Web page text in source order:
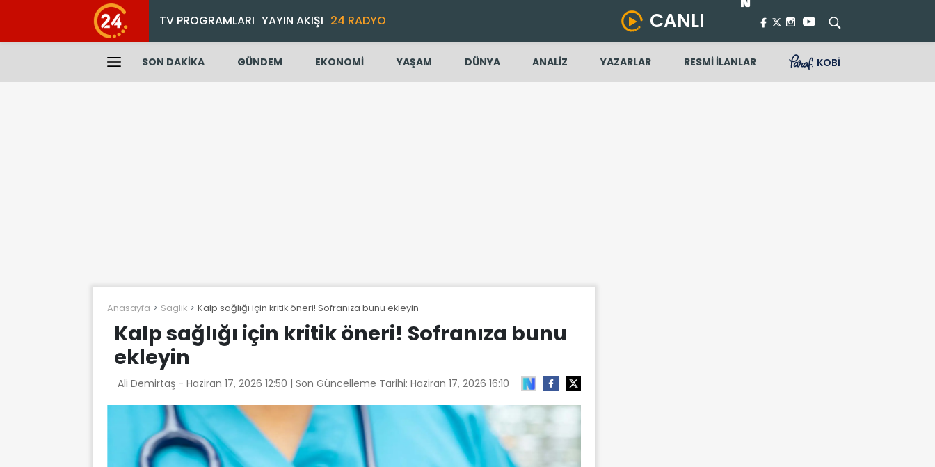
TV PROGRAMLARI YAYIN AKIŞI 24 RADYO CANLI
SON DAKİKA GÜNDEM EKONOMİ YAŞAM DÜNYA ANALİZ YAZARLAR RESMİ İLANLAR KOBİ
Anasayfa Saglik Kalp sağlığı için kritik öneri! Sofranıza bunu ekleyin
Kalp sağlığı için kritik öneri! Sofranıza bunu
ekleyin
Ali Demirtaş - Haziran 17, 2026 12:50 | Son Güncelleme Tarihi: Haziran 17, 2026 16:10